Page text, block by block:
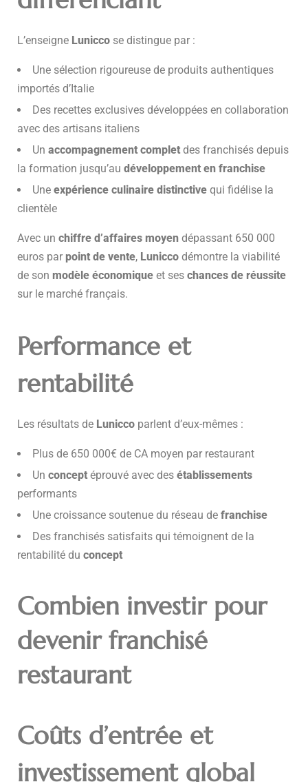
L’enseigne Lunicco se distingue par :
Une sélection rigoureuse de produits authentiques
importés d’Italie
Des recettes exclusives développées en collaboration
avec des artisans italiens
Un accompagnement completdes franchisés depuis
la formation jusqu’au développement en franchise
Une expérience culinaire distinctive qui fidélise la
clientèle
Avec un chiffre d’affaires moyen dépassant 650 000
euros par point de vente, Lunicco démontre la viabilité
de son modèle économique et ses chances de réussite
sur le marché français.
Performance et
rentabilité
Les résultats de Lunicco parlent d’eux-mêmes :
Plus de 650 000€ de CA moyen par restaurant
Un conceptéprouvé avec des établissements
performants
Une croissance soutenue du réseau de franchise
Des franchisés satisfaits qui témoignent de la
rentabilité du concept
Combien investir pour
devenir franchisé
restaurant
Coûts d’entrée et
investissement global